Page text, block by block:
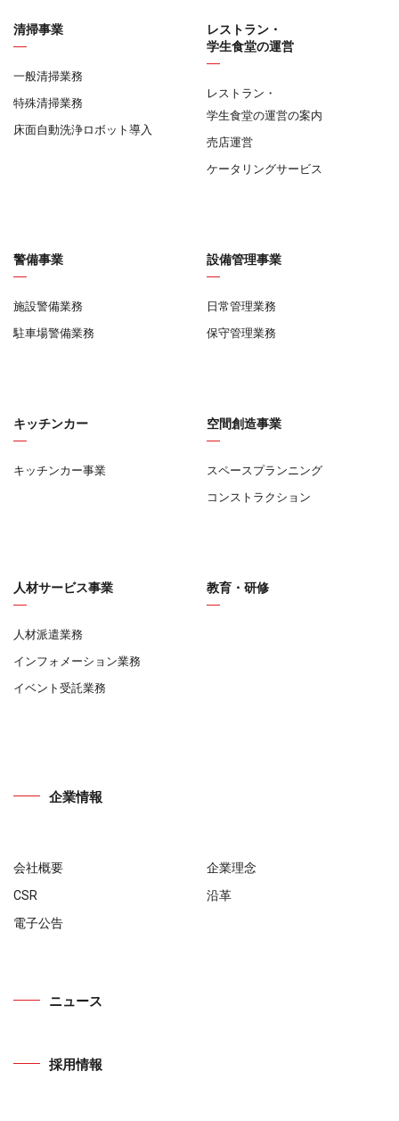
清掃事業
一般清掃業務
特殊清掃業務
床面自動洗浄ロボット導入
レストラン・
学生食堂の運営
レストラン・
学生食堂の運営の案内
売店運営
ケータリングサービス
警備事業
施設警備業務
駐車場警備業務
設備管理事業
日常管理業務
保守管理業務
キッチンカー
キッチンカー事業
空間創造事業
スペースプランニング
コンストラクション
人材サービス事業
人材派遣業務
インフォメーション業務
イベント受託業務
教育・研修
企業情報
会社概要
企業理念
CSR
沿革
電子公告
ニュース
採用情報